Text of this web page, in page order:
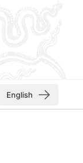
English